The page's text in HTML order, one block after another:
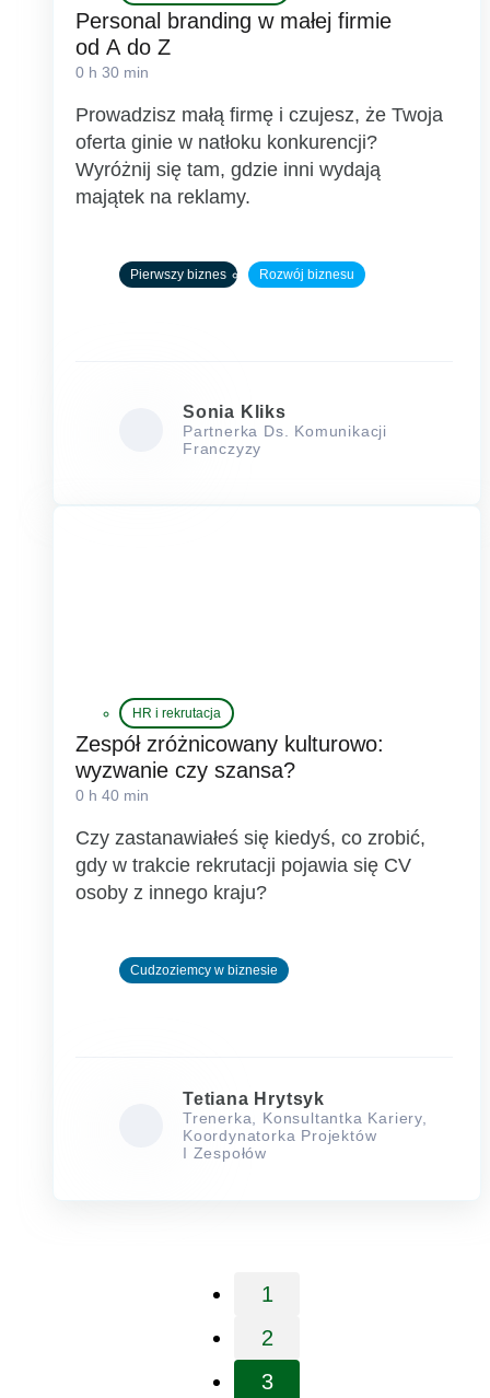
Personal branding w małej firmie
od A do Z
0 h 30 min
Prowadzisz małą firmę i czujesz, że Twoja
oferta ginie w natłoku konkurencji?
Wyróżnij się tam, gdzie inni wydają
majątek na reklamy.
Pierwszy biznes Rozwój biznesu
Sonia Kliks
Partnerka Ds. Komunikacji
Franczyzy
HR i rekrutacja
Zespół zróżnicowany kulturowo:
wyzwanie czy szansa?
0 h 40 min
Czy zastanawiałeś się kiedyś, co zrobić,
gdy w trakcie rekrutacji pojawia się CV
osoby z innego kraju?
Cudzoziemcy w biznesie
Tetiana Hrytsyk
Trenerka, Konsultantka Kariery,
Koordynatorka Projektów
I Zespołów
Page
1
Page
2
3